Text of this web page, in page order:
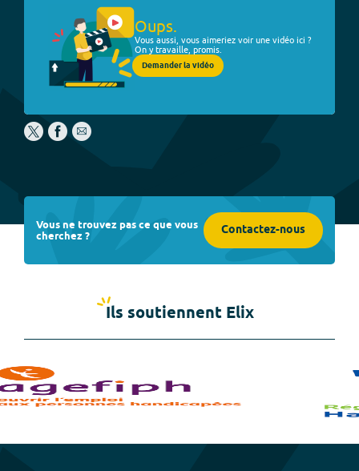
Oups.
Vous aussi, vous aimeriez voir une vidéo ici ?
On y travaille, promis.
Demander la vidéo
Vous ne trouvez pas ce que vous
cherchez ? Contactez-nous
Ils soutiennent Elix